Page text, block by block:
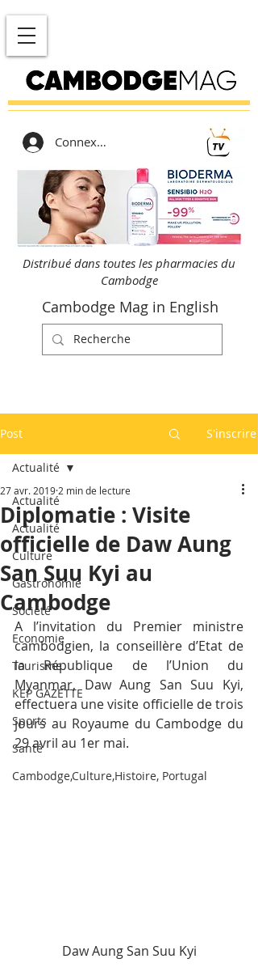
Connexion
Distribué dans toutes les pharmacies du
Cambodge
Cambodge Mag in English
Post S'inscrire
Actualité
Actualité
Culture
Gastronomie
Société
Economie
Tourisme
KEP GAZETTE
Sports
Santé
Cambodge,Culture,Histoire, Portugal
Actualité
Diplomatie : Visite
officielle de Daw Aung
San Suu Kyi au
Cambodge
27 avr. 2019 2 min de lecture
A l’invitation du Premier ministre
cambodgien, la conseillère d’Etat de
la République de l’Union du
Myanmar, Daw Aung San Suu Kyi,
effectuera une visite officielle de trois
jours au Royaume du Cambodge du
29 avril au 1er mai.
Daw Aung San Suu Kyi